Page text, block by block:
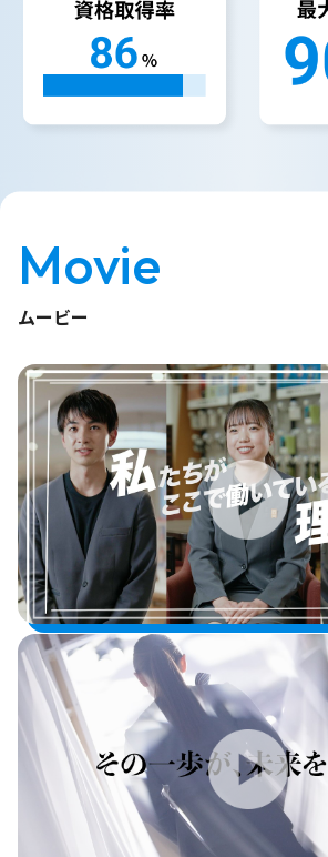
Movie
ムービー